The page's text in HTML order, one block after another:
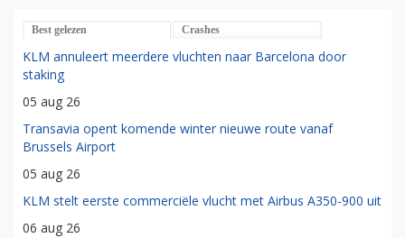
Best gelezen Crashes
KLM annuleert meerdere vluchten naar Barcelona door
staking
05 aug 26
Transavia opent komende winter nieuwe route vanaf
Brussels Airport
05 aug 26
KLM stelt eerste commerciële vlucht met Airbus A350-900 uit
06 aug 26